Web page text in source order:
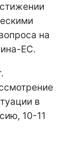
на
ЕС.
в
10-11